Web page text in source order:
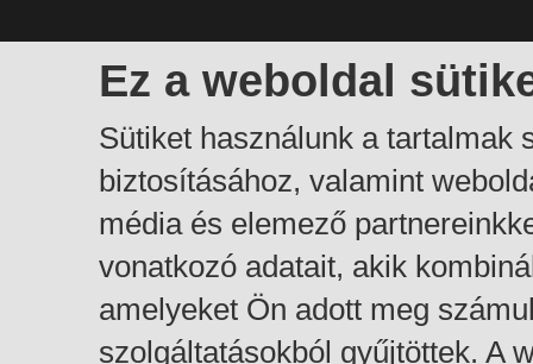
Ez a weboldal
Sütiket használunk a tartalmak
biztosításához, valamint
média és elemező
vonatkozó adatait, akik
amelyeket Ön adott meg
szolgáltatásokból gyűjtöttek. A